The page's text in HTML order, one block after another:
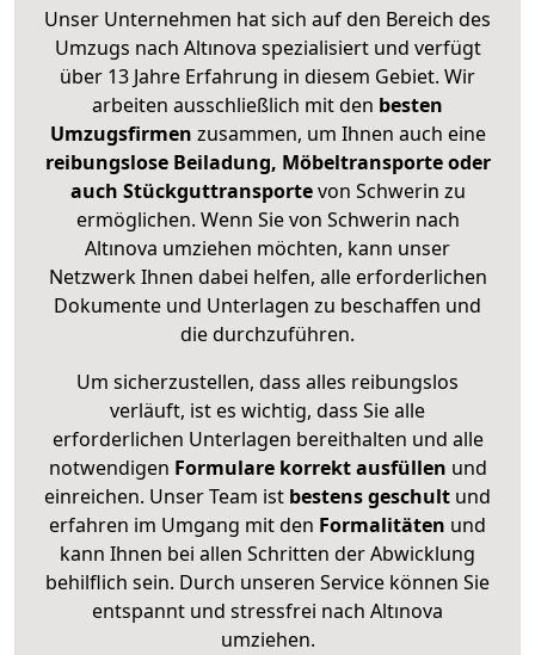
Unser Unternehmen hat sich auf den Bereich des
Umzugs nach Altınova spezialisiert und verfügt
über 13 Jahre Erfahrung in diesem Gebiet. Wir
arbeiten ausschließlich mit den besten
Umzugsfirmen zusammen, um Ihnen auch eine
reibungslose Beiladung, Möbeltransporte oder
auch Stückguttransportevon Schwerin zu
ermöglichen. Wenn Sie von Schwerin nach
Altınova umziehen möchten, kann unser
Netzwerk Ihnen dabei helfen, alle erforderlichen
Dokumente und Unterlagen zu beschaffen und
die durchzuführen.
Um sicherzustellen, dass alles reibungslos
verläuft, ist es wichtig, dass Sie alle
erforderlichen Unterlagen bereithalten und alle
notwendigen Formulare korrekt ausfüllen und
einreichen. Unser Team ist bestens geschult und
erfahren im Umgang mit den Formalitäten und
kann Ihnen bei allen Schritten der Abwicklung
behilflich sein. Durch unseren Service können Sie
entspannt und stressfrei nach Altınova
umziehen.